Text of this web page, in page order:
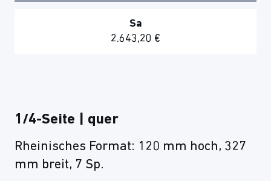
Sa
2.643,20 €
1/4-Seite | quer
Rheinisches Format: 120 mm hoch, 327
mm breit, 7 Sp.